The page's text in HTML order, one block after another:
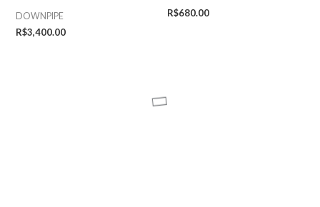
DOWNPIPE
R$3,400.00
R$680.00